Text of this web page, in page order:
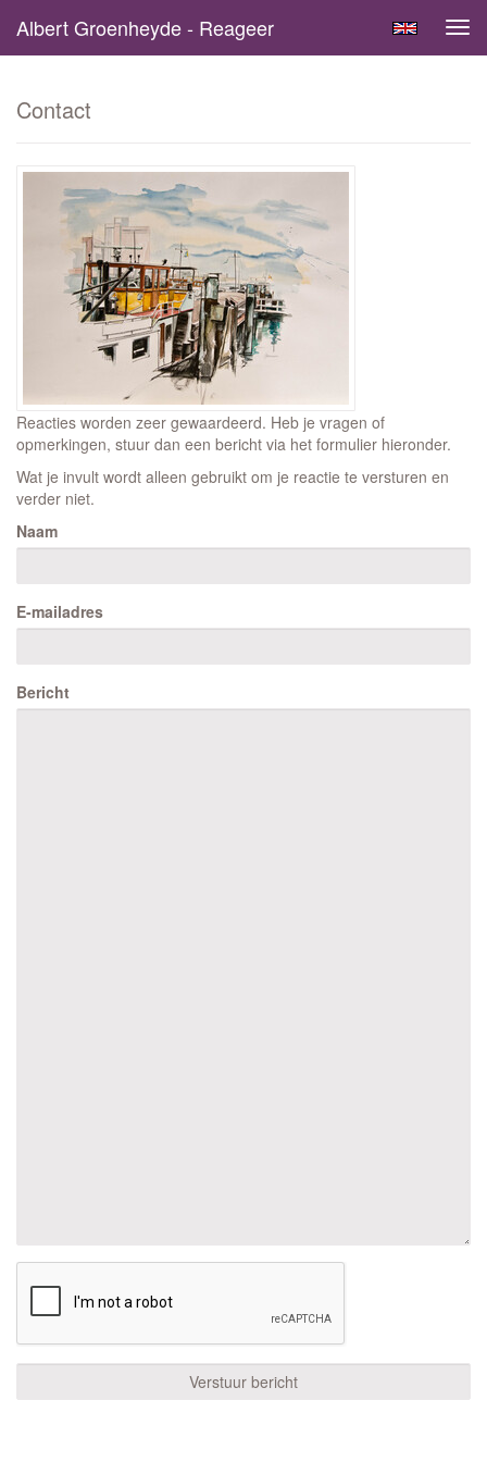
Albert Groenheyde - Reageer
Contact
Reacties worden zeer gewaardeerd. Heb je vragen of
opmerkingen, stuur dan een bericht via het formulier hieronder.
Wat je invult wordt alleen gebruikt om je reactie te versturen en
verder niet.
Naam
E-mailadres
Bericht